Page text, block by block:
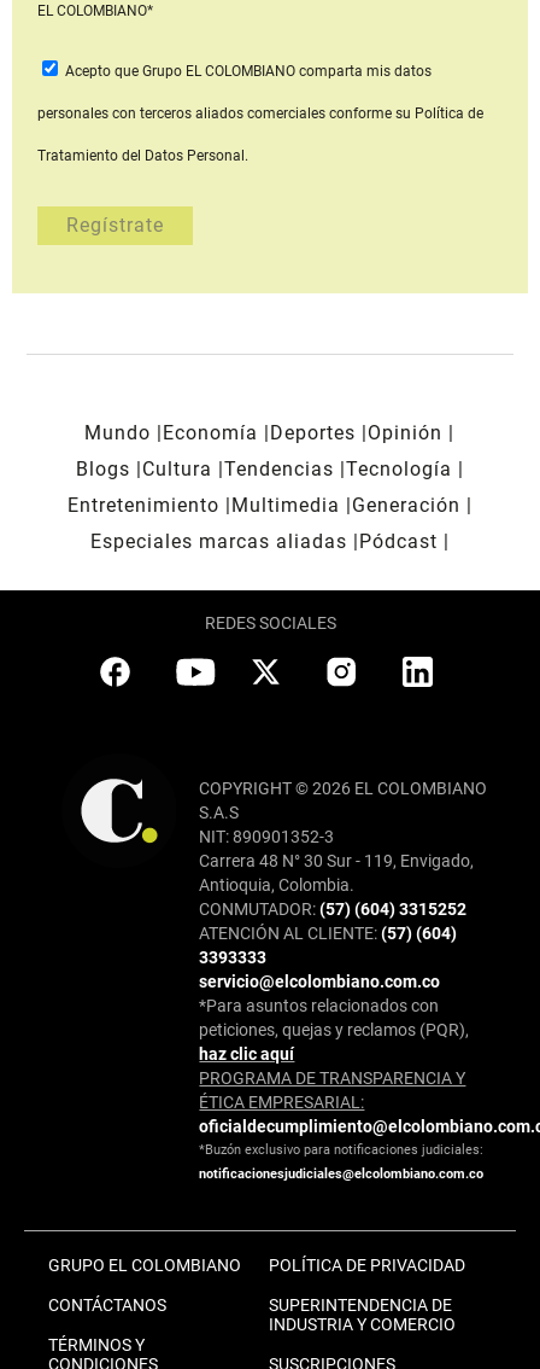
EL COLOMBIANO*
Acepto que Grupo EL COLOMBIANOcomparta mis datos
personales con terceros aliados comerciales conforme su Política de
Tratamiento del Datos Personal.
Mundo Economía Deportes
Opinión
Blogs
Cultura Tendencias Tecnología
Entretenimiento
Multimedia
Generación
Especiales marcas aliadas
Pódcast
REDES SOCIALES
COPYRIGHT © 2026 EL COLOMBIANO
S.A.S
NIT: 890901352-3
Carrera 48 N° 30 Sur - 119, Envigado,
Antioquia, Colombia.
CONMUTADOR:(57) (604) 3315252
ATENCIÓN AL CLIENTE:(57) (604)
3393333
servicio@elcolombiano.com.co
*Para asuntos relacionados con
peticiones, quejas y reclamos (PQR),
haz clic aquí
PROGRAMA DE TRANSPARENCIA Y
ÉTICA EMPRESARIAL:
*Buzón exclusivo para notificaciones judiciales:
notificacionesjudiciales@elcolombiano.com.co
GRUPO EL COLOMBIANO
CONTÁCTANOS
TÉRMINOS Y
CONDICIONES
POLÍTICA DE PRIVACIDAD
SUPERINTENDENCIA DE
INDUSTRIA Y COMERCIO
SUSCRIPCIONES